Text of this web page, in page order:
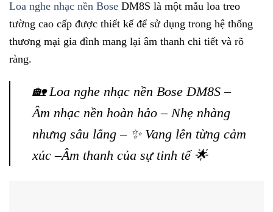
Loa nghe nhạc nền Bose DM8S là một mẫu loa treo
tường cao cấp được thiết kế để sử dụng trong hệ thống
thương mại gia đình mang lại âm thanh chi tiết và rõ
ràng.
🏡 Loa nghe nhạc nền Bose DM8S –
Âm nhạc nền hoàn hảo – Nhẹ nhàng
nhưng sâu lắng – ✨ Vang lên từng cảm
xúc –Âm thanh của sự tinh tế 🌟